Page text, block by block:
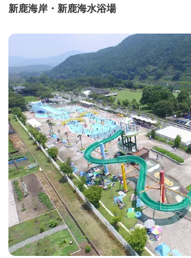
新鹿海岸・新鹿海水浴場